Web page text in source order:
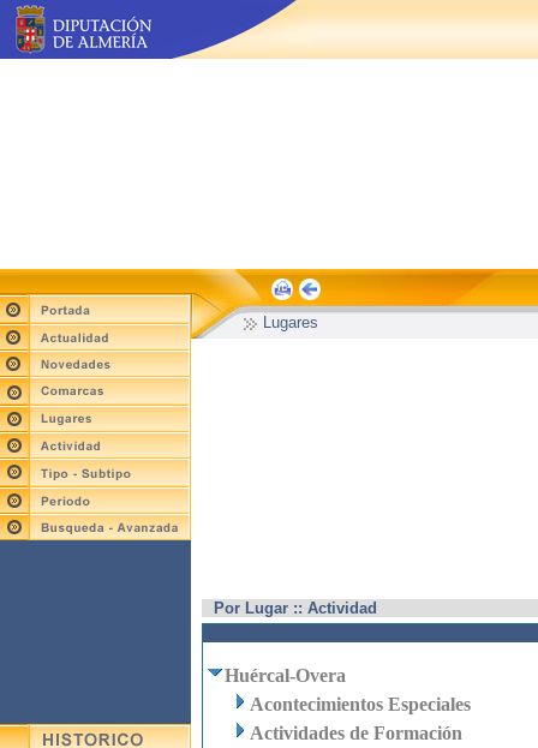
Lugares
Por Lugar :: Actividad
Huércal-Overa
Acontecimientos Especiales
Actividades de Formación